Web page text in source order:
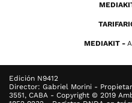
MEDIAKIT
Edición N9412
Director: Gabriel Morini -
3551, CABA - Copyright © 2019